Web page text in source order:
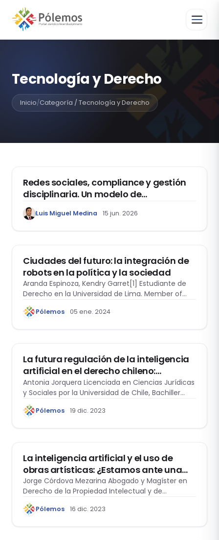
Tecnología y Derecho
Inicio/Categoría / Tecnología y Derecho
Redes sociales, compliance y gestión
disciplinaria. Un modelo de
intervención empresarial frente a
conductas personales con impacto
Luis Miguel Medina 15 jun. 2026
Ciudades del futuro: la integración de
robots en la política y la sociedad
Aranda Espinoza, Kendry Garret[1] Estudiante de
Derecho en la Universidad de Lima. Member of…
Pólemos 05 ene. 2024
La futura regulación de la inteligencia
artificial en el derecho chileno:
Reflexiones sobre el proyecto de ley que
regula los sistemas de inteligencia
artificial, la robótica y las tecnologías
conexas en sus distintos ámbitos de
Antonia Jorquera Licenciada en Ciencias Jurídicas
y Sociales por la Universidad de Chile, Bachiller…
Pólemos 19 dic. 2023
La inteligencia artificial y el uso de
obras artísticas: ¿Estamos ante una
nueva excepción al Derecho de Autor?
Jorge Córdova Mezarina Abogado y Magíster en
Derecho de la Propiedad Intelectual y de…
Pólemos 16 dic. 2023